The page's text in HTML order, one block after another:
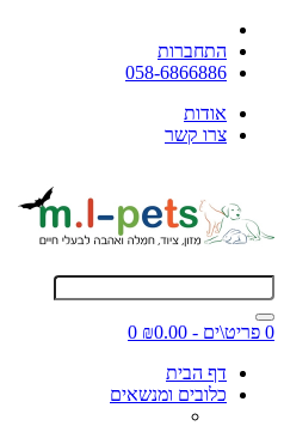
התחברות
058-6866886
אודות
צרו קשר
0 פריט\ים - ₪0.00
0
דף הבית
כלובים ומנשאים